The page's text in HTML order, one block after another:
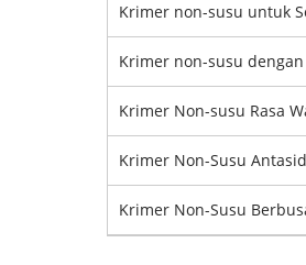
Krimer non-susu untuk
Krimer non-susu dengan
Krimer Non-susu Rasa
Krimer Non-Susu
Krimer Non-Susu